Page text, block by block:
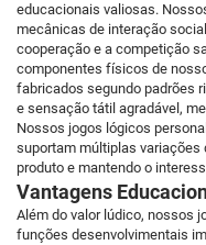
educacionais valiosas.
mecânicas de interação
cooperação e a competição
componentes físicos de
fabricados segundo padrões
e sensação tátil agradável,
Nossos jogos lógicos
suportam múltiplas variações
produto e mantendo o
Vantagens
Além do valor lúdico, nossos
funções desenvolvimentais